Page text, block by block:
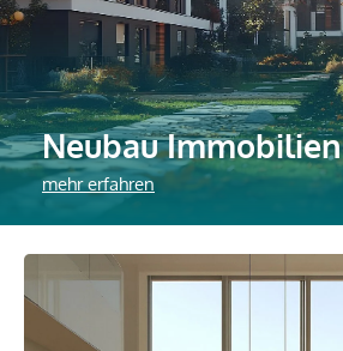
Neubau Immobilien
mehr erfahren